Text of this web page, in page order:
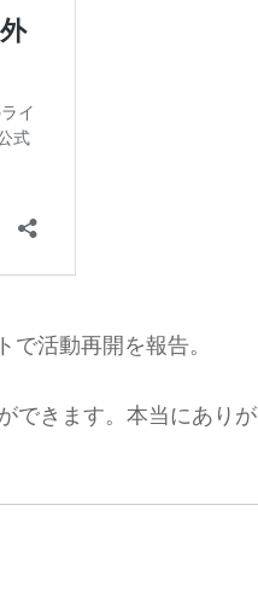
活動再開を報告。
できます。本当にありが